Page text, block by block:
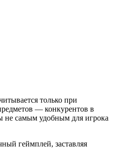
только при
— конкурентов в
не самым удобным для игрока
геймплей, заставляя